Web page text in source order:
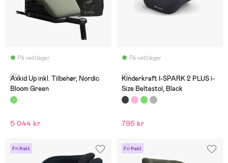
På nettlager
(0)
Axkid Up inkl. Tilbehør, Nordic
Bloom Green
5 044 kr
På nettlager
(0)
Kinderkraft I-SPARK 2 PLUS i-
Size Beltestol, Black
795 kr
Fri frakt Fri frakt